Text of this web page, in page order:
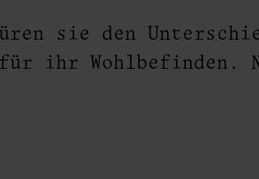
sie den
ihr Wohlbefinden.